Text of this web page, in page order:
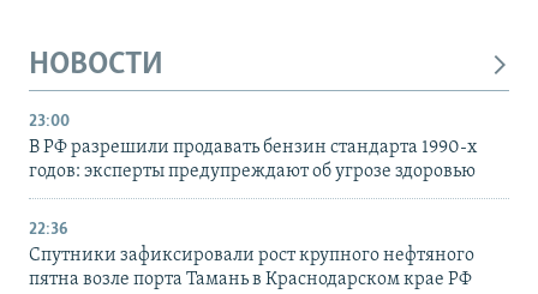
НОВОСТИ
23:00
В РФ разрешили продавать бензин стандарта 1990-х
годов: эксперты предупреждают об угрозе здоровью
22:36
Спутники зафиксировали рост крупного нефтяного
пятна возле порта Тамань в Краснодарском крае РФ